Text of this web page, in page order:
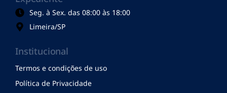
Seg. à Sex. das 08:00 às 18:00
Limeira/SP
Institucional
Termos e condições de uso
Política de Privacidade